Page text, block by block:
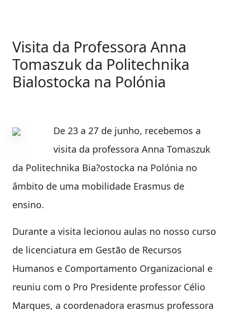
Visita da Professora Anna
Tomaszuk da Politechnika
Bialostocka na Polónia
De 23 a 27 de junho, recebemos a
visita da professora Anna Tomaszuk
da Politechnika Bia?ostocka na Polónia no
âmbito de uma mobilidade Erasmus de
ensino.
Durante a visita lecionou aulas no nosso curso
de licenciatura em Gestão de Recursos
Humanos e Comportamento Organizacional e
reuniu com o Pro Presidente professor Célio
Marques, a coordenadora erasmus professora